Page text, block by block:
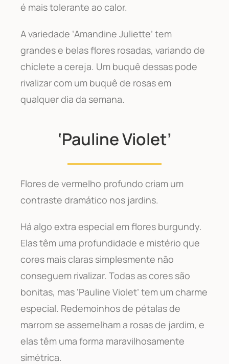
é mais tolerante ao calor.
A variedade ‘Amandine Juliette’ tem
grandes e belas flores rosadas, variando de
chiclete a cereja. Um buquê dessas pode
rivalizar com um buquê de rosas em
qualquer dia da semana.
‘Pauline Violet’
Flores de vermelho profundo criam um
contraste dramático nos jardins.
Há algo extra especial em flores burgundy.
Elas têm uma profundidade e mistério que
cores mais claras simplesmente não
conseguem rivalizar. Todas as cores são
bonitas, mas ‘Pauline Violet’ tem um charme
especial. Redemoinhos de pétalas de
marrom se assemelham a rosas de jardim, e
elas têm uma forma maravilhosamente
simétrica.